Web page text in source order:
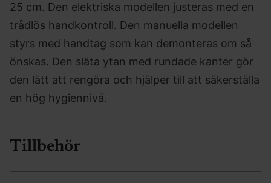
25 cm. Den elektriska modellen justeras med en
trådlös handkontroll. Den manuella modellen
styrs med handtag som kan demonteras om så
önskas. Den släta ytan med rundade kanter gör
den lätt att rengöra och hjälper till att säkerställa
en hög hygiennivå.
Tillbehör